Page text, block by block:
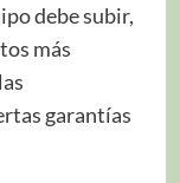
debe subir,
más
garantías